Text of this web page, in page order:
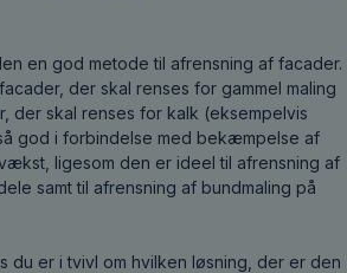
en god metode til afrensning af facader.
der skal renses for gammel maling
der skal renses for kalk (eksempelvis
god i forbindelse med bekæmpelse af
ligesom den er ideel til afrensning af
samt til afrensning af bundmaling på
du er i tvivl om hvilken løsning, der er den